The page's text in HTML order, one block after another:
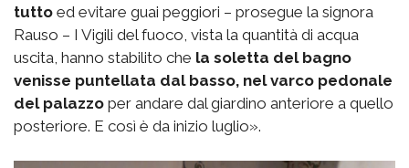
tutto ed evitare guai peggiori – prosegue la signora
Rauso – I Vigili del fuoco, vista la quantità di acqua
uscita, hanno stabilito che la soletta del bagno
venisse puntellata dal basso, nel varco pedonale
del palazzo per andare dal giardino anteriore a quello
posteriore. E così è da inizio luglio».